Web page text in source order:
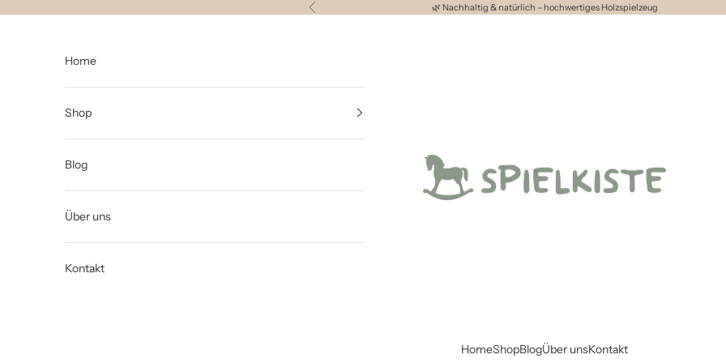
Zurück 🌿 Nachhaltig & natürlich – hochwertiges Holzspielzeug
Spielkiste
HomeShopBlogÜber unsKontakt
Home
Shop
Blog
Über uns
Kontakt